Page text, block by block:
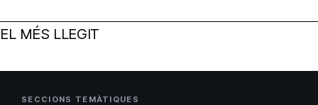
EL MÉS LLEGIT
SECCIONS TEMÀTIQUES